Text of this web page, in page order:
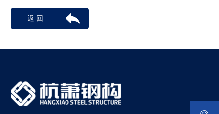
返 回